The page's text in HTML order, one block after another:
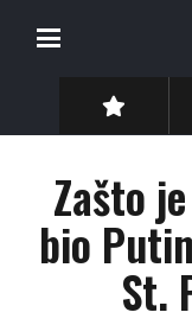
Zašto
bio
St.